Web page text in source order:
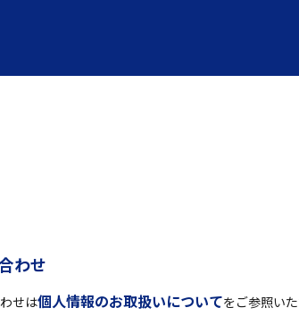
わせ
せは個人情報のお取扱いについてをご参照い